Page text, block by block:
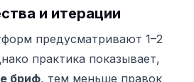
и итерации
предусматривают 1–2
практика показывает,
бриф, тем меньше правок